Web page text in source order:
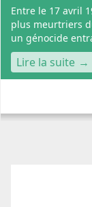
Entre le 17 avril
plus meurtriers
un génocide
Lire la suite